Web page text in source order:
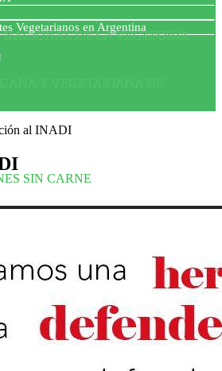
NACIONAL DE LA VEGEFOBIA
Y VEGETARIANA DE
SIN CARNE
Vegetarianos en Argentina
al INADI